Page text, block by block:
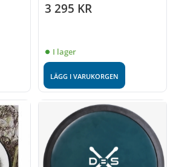
3 295 KR
I lager
LÄGG I VARUKORGEN